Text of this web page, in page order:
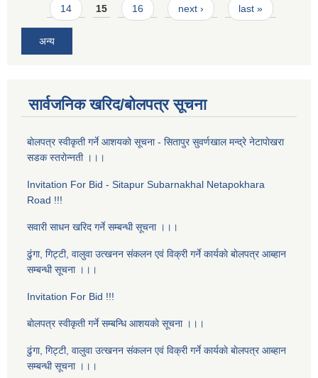
14 15 16 next › last »
अन्य
सार्वजनिक खरिद/बोलपत्र सूचना
बाेलपत्र स्वीकृती गर्ने आशयकाे सूचना - सितापुर सुवर्णखाल मन्द्रे नेटापाेखरा
सडक स्तराेन्नती ।।।
Invitation For Bid - Sitapur Subarnakhal Netapokhara
Road !!!
सवारी साधन खरिद गर्ने सम्बन्धी सूचना ।।।
ढुंगा, गिट्टी, वालुवा उत्खनन संकलन एवं विक्री गर्ने कार्यकाे बाेलपत्र आब्हान
सम्बन्धी सूचना ।।।
Invitation For Bid !!!
बाेलपत्र स्वीकृती गर्ने सम्बन्धि आशयकाे सूचना ।।।
ढुंगा, गिट्टी, वालुवा उत्खनन संकलन एवं विक्री गर्ने कार्यकाे बाेलपत्र आब्हान
सम्बन्धी सूचना ।।।